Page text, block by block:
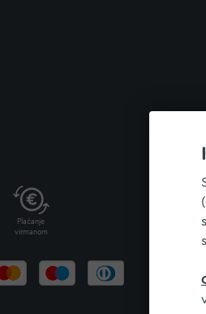
Plaćanje
virmanom